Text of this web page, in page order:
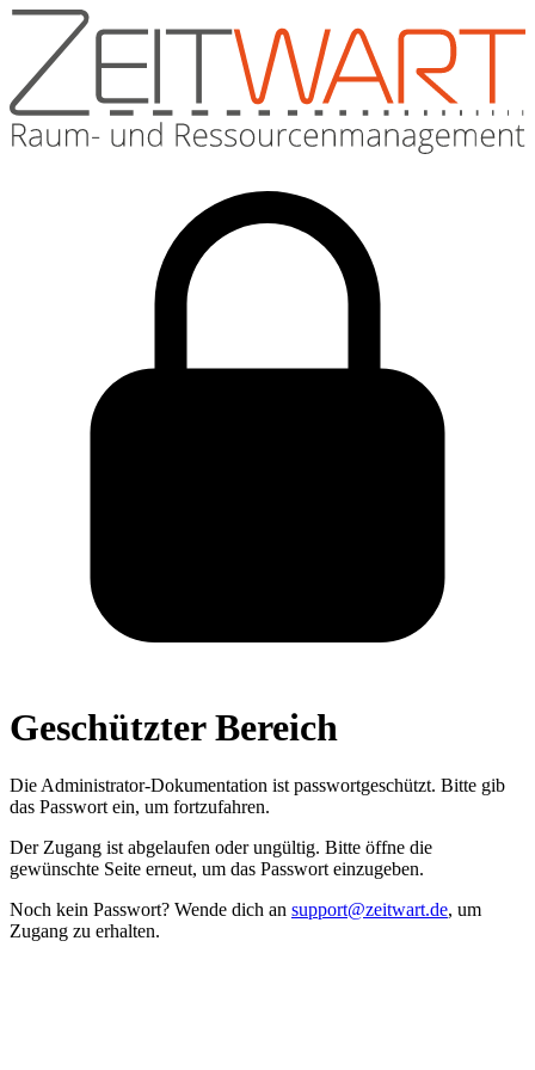
Geschützter Bereich
Die Administrator­-Dokumentation ist passwort­geschützt. Bitte gib
das Passwort ein, um fortzufahren.
Der Zugang ist abgelaufen oder ungültig. Bitte öffne die
gewünschte Seite erneut, um das Passwort einzugeben.
Noch kein Passwort? Wende dich an support@zeitwart.de, um
Zugang zu erhalten.